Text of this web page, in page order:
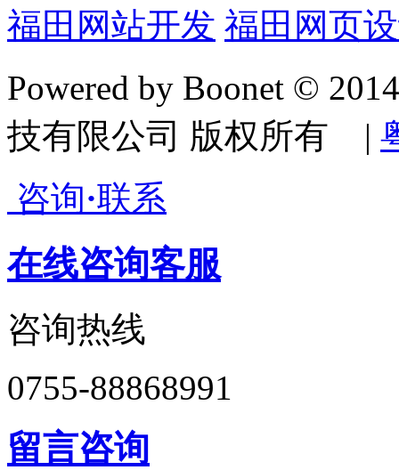
福田网站开发 福田网页
Powered by Boonet ©
技有限公司 版权所有 |
咨询·联系
在线咨询客服
咨询热线
0755-88868991
留言咨询